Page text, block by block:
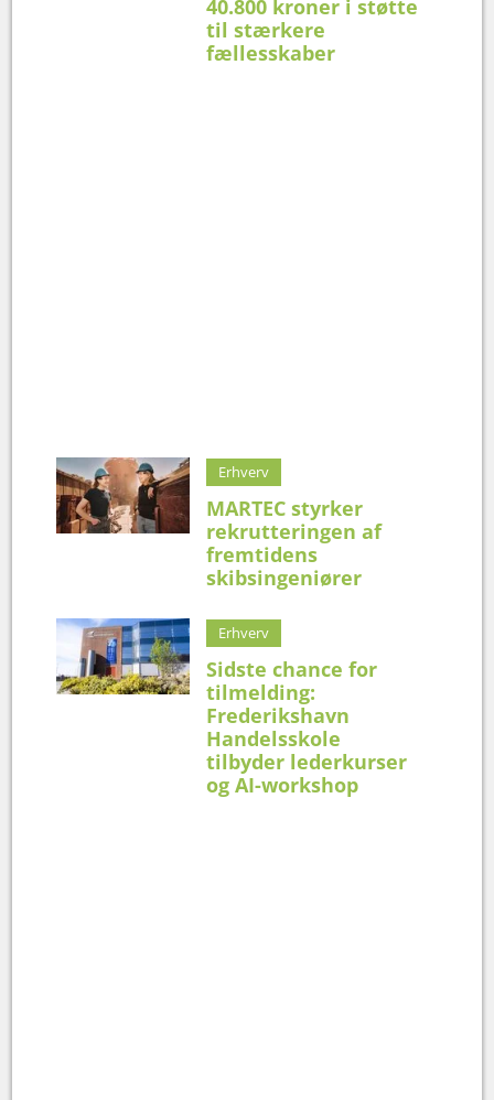
40.800 kroner i støtte
til stærkere
fællesskaber
Erhverv
MARTEC styrker
rekrutteringen af
fremtidens
skibsingeniører
Erhverv
Sidste chance for
tilmelding:
Frederikshavn
Handelsskole
tilbyder lederkurser
og AI-workshop